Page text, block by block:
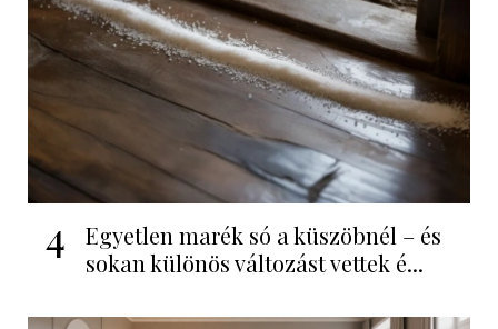
4
Egyetlen marék só a küszöbnél – és
sokan különös változást vettek é...